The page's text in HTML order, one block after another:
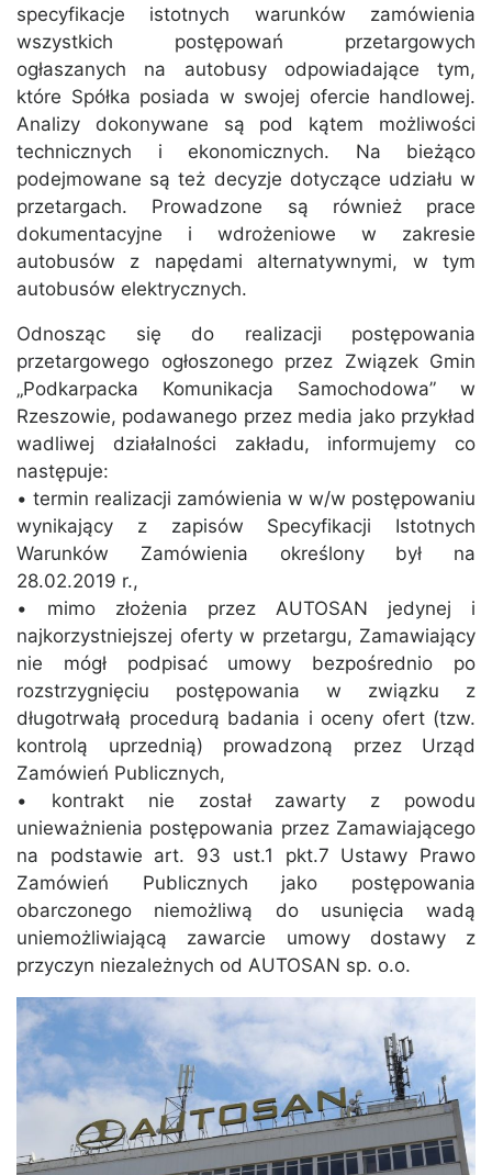
specyfikacje istotnych warunków zamówienia
wszystkich postępowań przetargowych
ogłaszanych na autobusy odpowiadające tym,
które Spółka posiada w swojej ofercie handlowej.
Analizy dokonywane są pod kątem możliwości
technicznych i ekonomicznych. Na bieżąco
podejmowane są też decyzje dotyczące udziału w
przetargach. Prowadzone są również prace
dokumentacyjne i wdrożeniowe w zakresie
autobusów z napędami alternatywnymi, w tym
autobusów elektrycznych.
Odnosząc się do realizacji postępowania
przetargowego ogłoszonego przez Związek Gmin
„Podkarpacka Komunikacja Samochodowa” w
Rzeszowie, podawanego przez media jako przykład
wadliwej działalności zakładu, informujemy co
następuje:
• termin realizacji zamówienia w w/w postępowaniu
wynikający z zapisów Specyfikacji Istotnych
Warunków Zamówienia określony był na
28.02.2019 r.,
• mimo złożenia przez AUTOSAN jedynej i
najkorzystniejszej oferty w przetargu, Zamawiający
nie mógł podpisać umowy bezpośrednio po
rozstrzygnięciu postępowania w związku z
długotrwałą procedurą badania i oceny ofert (tzw.
kontrolą uprzednią) prowadzoną przez Urząd
Zamówień Publicznych,
• kontrakt nie został zawarty z powodu
unieważnienia postępowania przez Zamawiającego
na podstawie art. 93 ust.1 pkt.7 Ustawy Prawo
Zamówień Publicznych jako postępowania
obarczonego niemożliwą do usunięcia wadą
uniemożliwiającą zawarcie umowy dostawy z
przyczyn niezależnych od AUTOSAN sp. o.o.